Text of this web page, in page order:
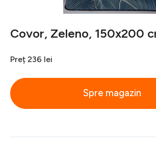
Covor, Zeleno, 150x200
Preț 236 lei
Spre magazin